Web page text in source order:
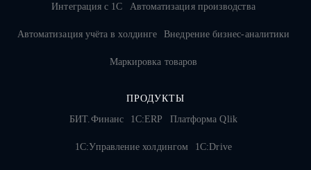
Интеграция с 1С
Автоматизация производства
Автоматизация учёта в холдинге Внедрение бизнес-аналитики
Маркировка товаров
ПРОДУКТЫ
БИТ.Финанс
1С:ERP Платформа Qlik
1С:Управление холдингом 1C:Drive